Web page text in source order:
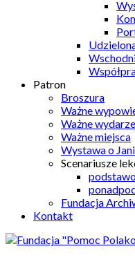
Patron
Broszura
Ważne
Ważne
Ważne miejsca
Wystawa o
Scenariusze
Fundacja
Kontakt